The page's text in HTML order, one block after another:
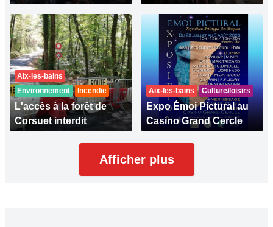
Aix-les-bains
Environnement
Incendie
L'accès à la forêt de
Corsuet interdit
Aix-les-bains Culture/loisirs
Expo Émoi Pictural au
Casino Grand Cercle
Afficher plus